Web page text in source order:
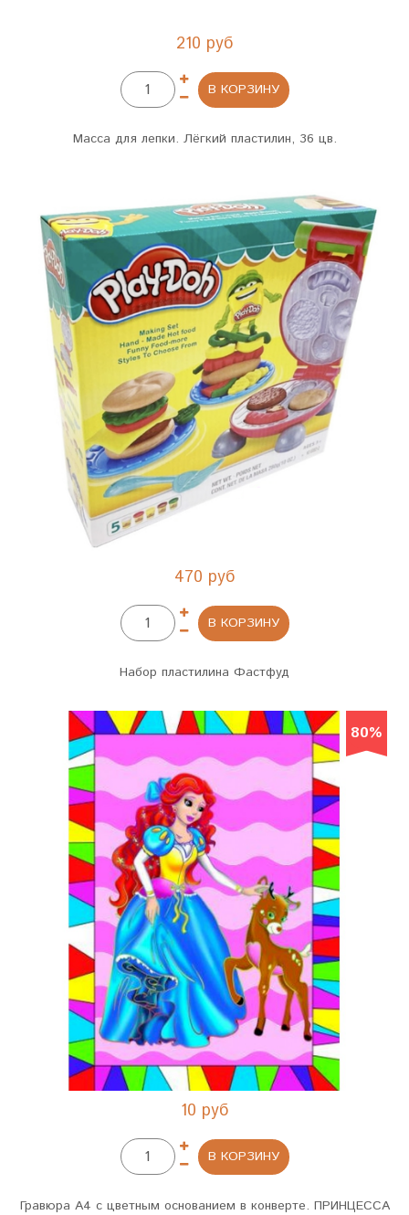
210 руб
В КОРЗИНУ
Масса для лепки. Лёгкий пластилин, 36 цв.
470 руб
В КОРЗИНУ
Набор пластилина Фастфуд
80%
10 руб
В КОРЗИНУ
Гравюра А4 с цветным основанием в конверте. ПРИНЦЕССА